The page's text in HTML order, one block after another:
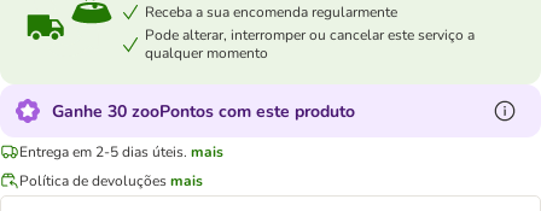
Receba a sua encomenda regularmente
Pode alterar, interromper ou cancelar este serviço a
qualquer momento
Ganhe 30 zooPontos com este produto
Entrega em 2-5 dias úteis. mais
Política de devoluçõesmais